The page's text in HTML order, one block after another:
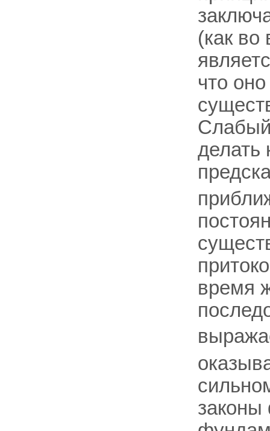
(как во
что
Слабый
делать
время
законы